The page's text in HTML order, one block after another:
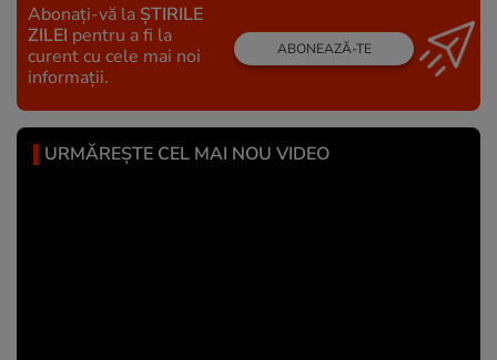
Abonați-vă la ȘTIRILE
ZILEI pentru a fi la
curent cu cele mai noi
informații.
ABONEAZĂ-TE
URMĂREȘTE CEL MAI NOU VIDEO